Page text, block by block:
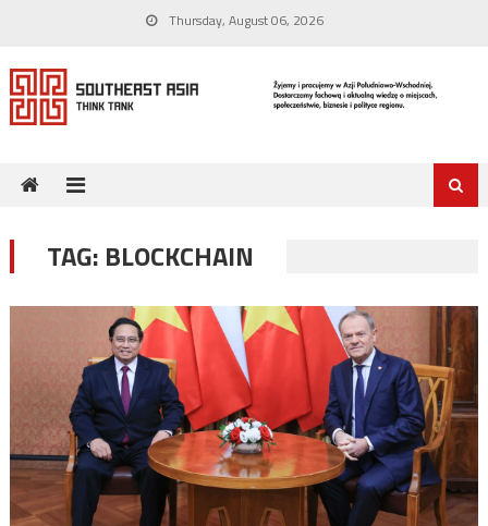
content
Thursday, August 06, 2026
TAG: BLOCKCHAIN